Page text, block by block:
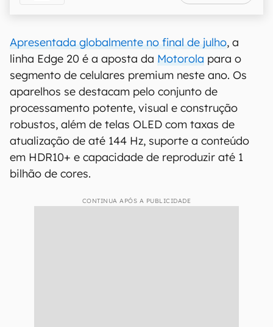
Apresentada globalmente no final de julho, a
linha Edge 20 é a aposta da Motorola para o
segmento de celulares premium neste ano. Os
aparelhos se destacam pelo conjunto de
processamento potente, visual e construção
robustos, além de telas OLED com taxas de
atualização de até 144 Hz, suporte a conteúdo
em HDR10+ e capacidade de reproduzir até 1
bilhão de cores.
CONTINUA APÓS A PUBLICIDADE